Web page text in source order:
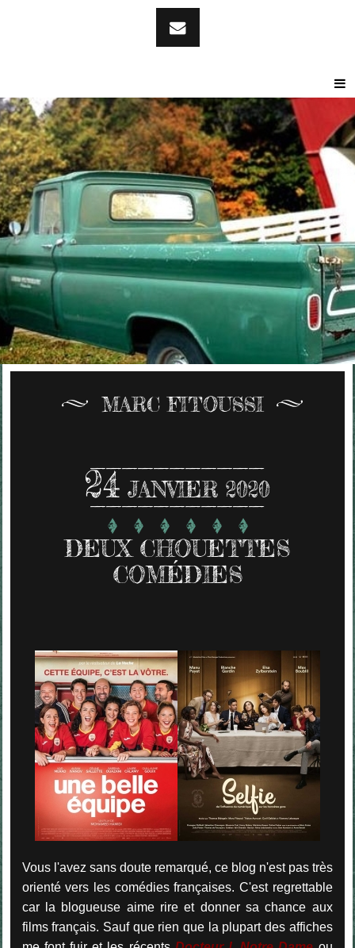
MARC FITOUSSI
24 JANVIER 2020
DEUX CHOUETTES
COMÉDIES
Vous l'avez sans doute remarqué, ce blog n'est pas très
orienté vers les comédies françaises. C'est regrettable
car la blogueuse aime rire et donner sa chance aux
films français. Sauf que rien que la plupart des affiches